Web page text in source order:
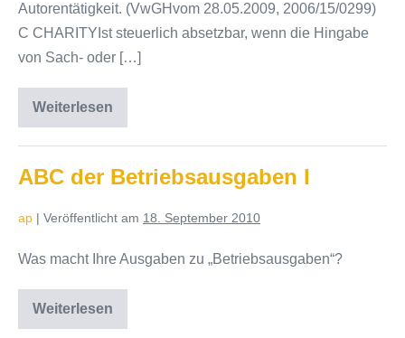
Autorentätigkeit. (VwGHvom 28.05.2009, 2006/15/0299)
C CHARITYIst steuerlich absetzbar, wenn die Hingabe
von Sach- oder […]
Weiterlesen
ABC
der
ABC der Betriebsausgaben I
ap | Veröffentlicht am 18. September 2010
Was macht Ihre Ausgaben zu „Betriebsausgaben“?
Weiterlesen
ABC
der